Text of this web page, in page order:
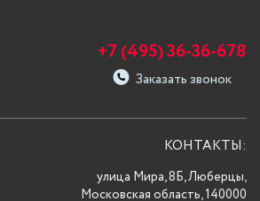
+7 (495) 36-36-678
Заказать звонок
КОНТАКТЫ:
улица Мира, 8Б, Люберцы,
Московская область, 140000